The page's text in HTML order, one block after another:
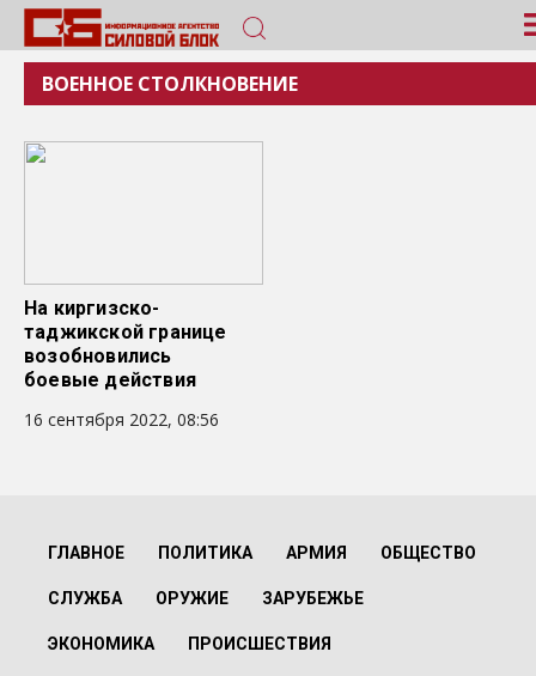
ВОЕННОЕ СТОЛКНОВЕНИЕ
На киргизско-
таджикской границе
возобновились
боевые действия
16 сентября 2022, 08:56
ГЛАВНОЕ ПОЛИТИКА АРМИЯ ОБЩЕСТВО
СЛУЖБА ОРУЖИЕ ЗАРУБЕЖЬЕ
ЭКОНОМИКА ПРОИСШЕСТВИЯ